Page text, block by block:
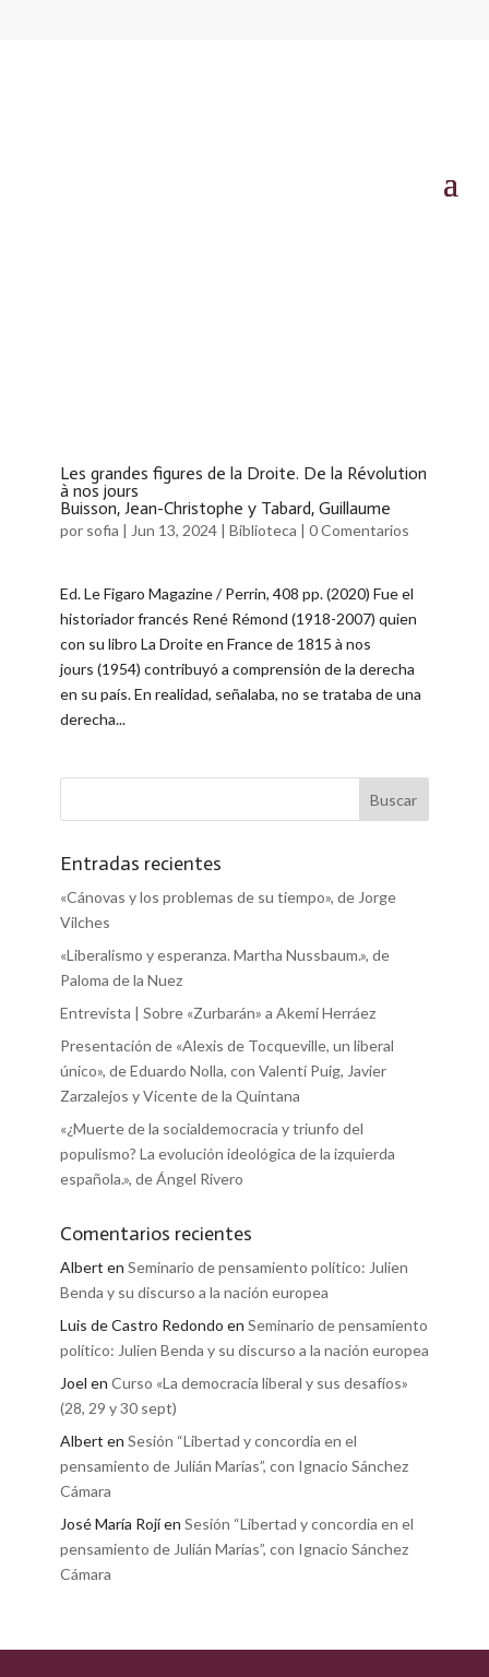
Les grandes figures de la Droite. De la Révolution
à nos jours
Buisson, Jean-Christophe y Tabard, Guillaume
por sofia | Jun 13, 2024| Biblioteca | 0 Comentarios
Ed. Le Figaro Magazine / Perrin, 408 pp. (2020) Fue el
historiador francés René Rémond (1918-2007) quien
con su libro La Droite en France de 1815 à nos
jours (1954) contribuyó a comprensión de la derecha
en su país. En realidad, señalaba, no se trataba de una
derecha...
Entradas recientes
«Cánovas y los problemas de su tiempo», de Jorge
Vilches
«Liberalismo y esperanza. Martha Nussbaum.», de
Paloma de la Nuez
Entrevista | Sobre «Zurbarán» a Akemi Herráez
Presentación de «Alexis de Tocqueville, un liberal
único», de Eduardo Nolla, con Valentí Puig, Javier
Zarzalejos y Vicente de la Quintana
«¿Muerte de la socialdemocracia y triunfo del
populismo? La evolución ideológica de la izquierda
española.», de Ángel Rivero
Comentarios recientes
Albert en Seminario de pensamiento político: Julien
Benda y su discurso a la nación europea
Luis de Castro Redondo en Seminario de pensamiento
político: Julien Benda y su discurso a la nación europea
Joel en Curso «La democracia liberal y sus desafíos»
(28, 29 y 30 sept)
Albert en Sesión “Libertad y concordia en el
pensamiento de Julián Marías”, con Ignacio Sánchez
Cámara
José María Rojíen Sesión “Libertad y concordia en el
pensamiento de Julián Marías”, con Ignacio Sánchez
Cámara